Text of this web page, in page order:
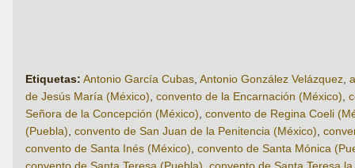
Etiquetas: Antonio García Cubas Antonio González Velázquez
de Jesús María (México) convento de la Encarnación (México)
Señora de la Concepción (México) convento de Regina Coeli
(Puebla) convento de San Juan de la Penitencia (México)
convento de Santa Inés (México) convento de Santa Mónica
convento de Santa Teresa (Puebla) convento de Santa Teresa